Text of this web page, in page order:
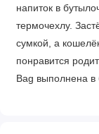
напиток в
термочехлу.
сумкой, а
понравится
Bag выполнена в